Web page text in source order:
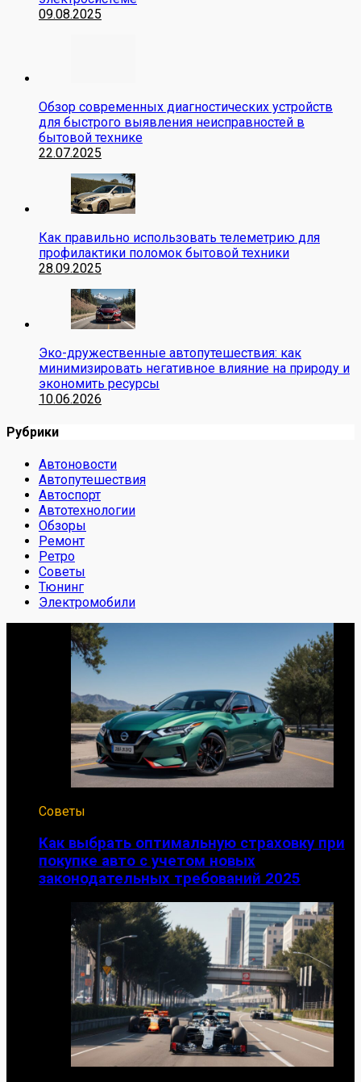
09.08.2025
Обзор современных диагностических устройств
для быстрого выявления неисправностей в
бытовой технике
22.07.2025
Как правильно использовать телеметрию для
профилактики поломок бытовой техники
28.09.2025
Эко-дружественные автопутешествия: как
минимизировать негативное влияние на природу и
экономить ресурсы
10.06.2026
Рубрики
Автоновости
Автопутешествия
Автоспорт
Автотехнологии
Обзоры
Ремонт
Ретро
Советы
Тюнинг
Электромобили
Советы
Как выбрать оптимальную страховку при
покупке авто с учетом новых
законодательных требований 2025